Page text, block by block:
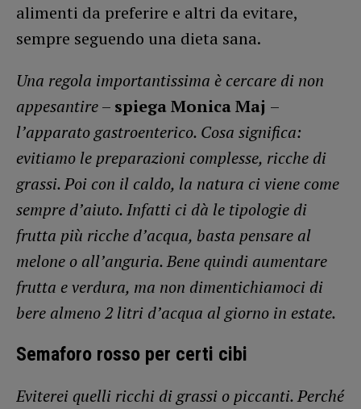
alimenti da preferire e altri da evitare,
sempre seguendo una dieta sana.
Una regola importantissima è cercare di non
appesantire– spiega Monica Maj –
l’apparato gastroenterico. Cosa significa:
evitiamo le preparazioni complesse, ricche di
grassi. Poi con il caldo, la natura ci viene come
sempre d’aiuto. Infatti ci dà le tipologie di
frutta più ricche d’acqua, basta pensare al
melone o all’anguria. Bene quindi aumentare
frutta e verdura, ma non dimentichiamoci di
bere almeno 2 litri d’acqua al giorno in estate.
Semaforo rosso per certi cibi
Eviterei quelli ricchi di grassi o piccanti. Perché